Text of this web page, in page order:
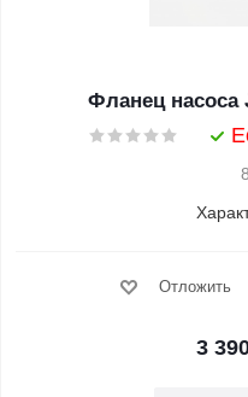
Фланец насоса
Отложить
3